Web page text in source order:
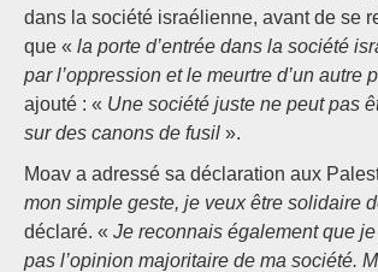
dans la société israélienne, avant de se
que « la porte d’entrée dans la société
par l’oppression et le meurtre d’un autre
ajouté : « Une société juste ne peut pas
sur des canons de fusil ».
Moav a adressé sa déclaration aux
mon simple geste, je veux être solidaire
déclaré. « Je reconnais également que
pas l’opinion majoritaire de ma société.